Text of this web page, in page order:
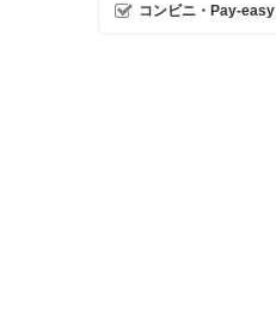
コンビニ・Pay-easy